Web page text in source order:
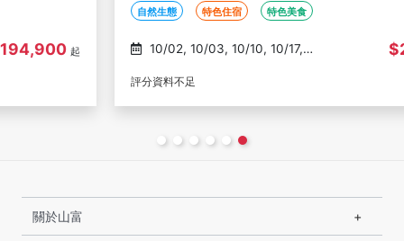
麗雅遊輪、歐陸飛機三段
特色住宿 特色美食
10/02, 10/03, 10/10, 10/17,
$249,900
關於山富